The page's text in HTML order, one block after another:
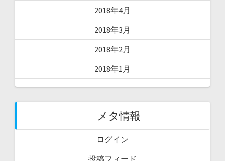
2018年4月
2018年3月
2018年2月
2018年1月
メタ情報
ログイン
投稿フィード